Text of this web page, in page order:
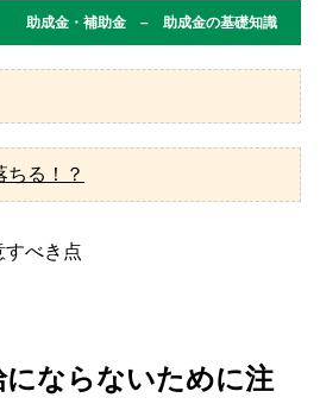
助成金・補助金 – 助成金の基礎知識
る！？
ならないために注